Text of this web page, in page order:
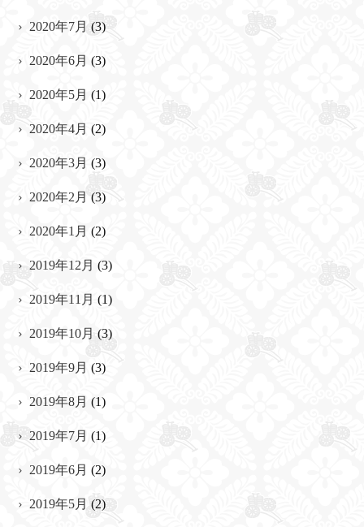
2020年7月 (3)
2020年6月 (3)
2020年5月 (1)
2020年4月 (2)
2020年3月 (3)
2020年2月 (3)
2020年1月 (2)
2019年12月 (3)
2019年11月 (1)
2019年10月 (3)
2019年9月 (3)
2019年8月 (1)
2019年7月 (1)
2019年6月 (2)
2019年5月 (2)